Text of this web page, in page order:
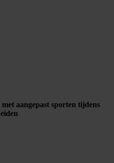
aangepast sporten tijdens